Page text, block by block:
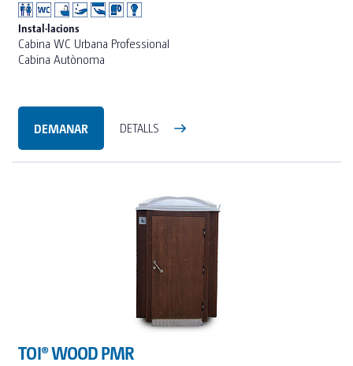
Instal·lacions
Cabina WC Urbana Professional
Cabina Autònoma
DEMANAR DETALLS
TOI® WOOD PMR